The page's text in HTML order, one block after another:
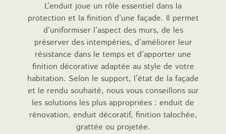
L’enduit joue un rôle essentiel dans la
protection et la finition d’une façade. Il permet
d’uniformiser l’aspect des murs, de les
préserver des intempéries, d’améliorer leur
résistance dans le temps et d’apporter une
finition décorative adaptée au style de votre
habitation. Selon le support, l’état de la façade
et le rendu souhaité, nous vous conseillons sur
les solutions les plus appropriées : enduit de
rénovation, enduit décoratif, finition talochée,
grattée ou projetée.